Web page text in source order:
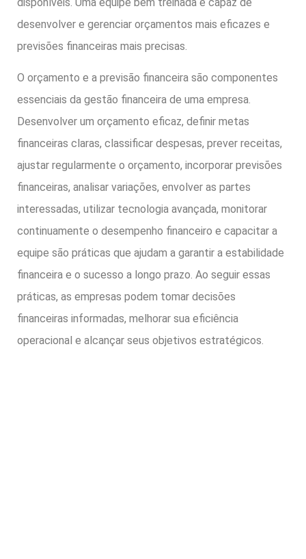
desenvolver e gerenciar orçamentos mais eficazes e
previsões financeiras mais precisas.
O orçamento e a previsão financeira são componentes
essenciais da gestão financeira de uma empresa.
Desenvolver um orçamento eficaz, definir metas
financeiras claras, classificar despesas, prever receitas,
ajustar regularmente o orçamento, incorporar previsões
financeiras, analisar variações, envolver as partes
interessadas, utilizar tecnologia avançada, monitorar
continuamente o desempenho financeiro e capacitar a
equipe são práticas que ajudam a garantir a estabilidade
financeira e o sucesso a longo prazo. Ao seguir essas
práticas, as empresas podem tomar decisões
financeiras informadas, melhorar sua eficiência
operacional e alcançar seus objetivos estratégicos.